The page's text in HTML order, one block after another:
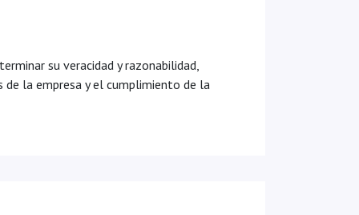
su veracidad y razonabilidad,
la empresa y el cumplimiento de la